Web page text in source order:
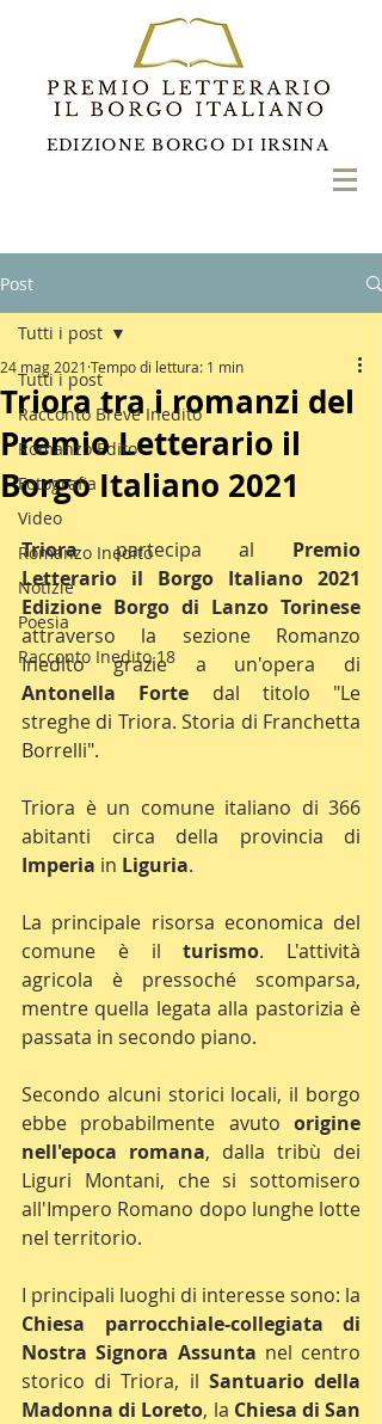
EDIZIONE BORGO DI IRSINA
Post
Tutti i post
Racconto Breve Inedito
Romanzo Edito
Fotografia
Video
Romanzo Inedito
Notizie
Poesia
Racconto Inedito 18
Tutti i post
Triora tra i romanzi del
Premio Letterario il
Borgo Italiano 2021
24 mag 2021 Tempo di lettura: 1 min
Triora partecipa al Premio
Letterario il Borgo Italiano 2021
Edizione Borgo di Lanzo Torinese
attraverso la sezione Romanzo
Antonella Forte dal titolo "Le
streghe di Triora. Storia di Franchetta
Borrelli".
Triora è un comune italiano di 366
Imperia in Liguria.
La principale risorsa economica del
comune è il turismo. L'attività
agricola è pressoché scomparsa,
mentre quella legata alla pastorizia è
passata in secondo piano.
Secondo alcuni storici locali, il borgo
ebbe probabilmente avuto origine
nell'epoca romana, dalla tribù dei
Liguri Montani, che si sottomisero
all'Impero Romano dopo lunghe lotte
nel territorio.
Chiesa parrocchiale-collegiata di
Nostra Signora Assunta nel centro
storico di Triora, il Santuario della
Madonna di Loreto, la Chiesa di San